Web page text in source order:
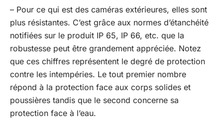
– Pour ce qui est des caméras extérieures, elles sont
plus résistantes. C’est grâce aux normes d’étanchéité
notifiées sur le produit IP 65, IP 66, etc. que la
robustesse peut être grandement appréciée. Notez
que ces chiffres représentent le degré de protection
contre les intempéries. Le tout premier nombre
répond à la protection face aux corps solides et
poussières tandis que le second concerne sa
protection face à l’eau.